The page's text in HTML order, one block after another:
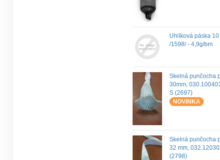
Uhlíková páska 10
/1598/ - 4,9g/bm
Skelná punčocha
30mm,
S (2697)
NOVINKA
Skelná punčocha
32 mm,
(2798)